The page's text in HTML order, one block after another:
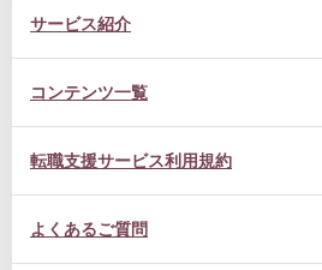
サービス紹介
コンテンツ一覧
転職支援サービス利用規約
よくあるご質問